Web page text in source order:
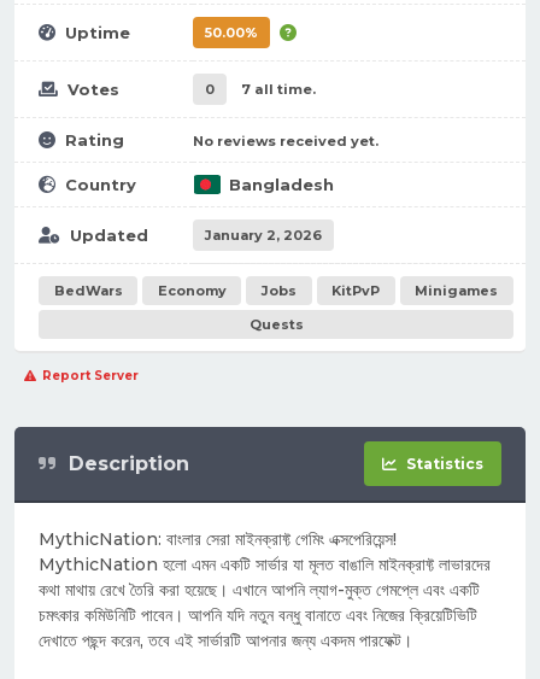
Uptime 50.00%
Votes 0 7 all time.
Rating No reviews received yet.
Country Bangladesh
Updated January 2, 2026
BedWars Economy Jobs KitPvP
Minigames
Quests
Report Server
Description Statistics
MythicNation: বাংলার সেরা মাইনক্রাফ্ট গেমিং এক্সপেরিয়েন্স!
MythicNation হলো এমন একটি সার্ভার যা মূলত বাঙালি মাইনক্রাফ্ট লাভারদের
কথা মাথায় রেখে তৈরি করা হয়েছে। এখানে আপনি ল্যাগ-মুক্ত গেমপ্লে এবং একটি
চমৎকার কমিউনিটি পাবেন। আপনি যদি নতুন বন্ধু বানাতে এবং নিজের ক্রিয়েটিভিটি
দেখাতে পছন্দ করেন, তবে এই সার্ভারটি আপনার জন্য একদম পারফেক্ট।